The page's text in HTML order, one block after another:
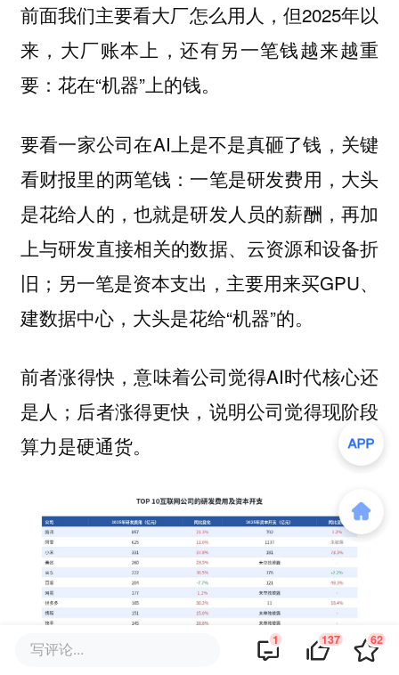
前面我们主要看大厂怎么用人，但2025年以
来，大厂账本上，还有另一笔钱越来越重
要：花在“机器”上的钱。
要看一家公司在AI上是不是真砸了钱，关键
看财报里的两笔钱：一笔是研发费用，大头
是花给人的，也就是研发人员的薪酬，再加
上与研发直接相关的数据、云资源和设备折
旧；另一笔是资本支出，主要用来买GPU、
建数据中心，大头是花给“机器”的。
前者涨得快，意味着公司觉得AI时代核心还
是人；后者涨得更快，说明公司觉得现阶段
算力是硬通货。
写评论... 1 137 62